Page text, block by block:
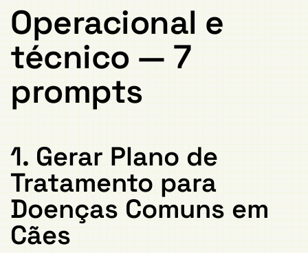
Operacional e
técnico — 7
prompts
1. Gerar Plano de
Tratamento para
Doenças Comuns em
Cães